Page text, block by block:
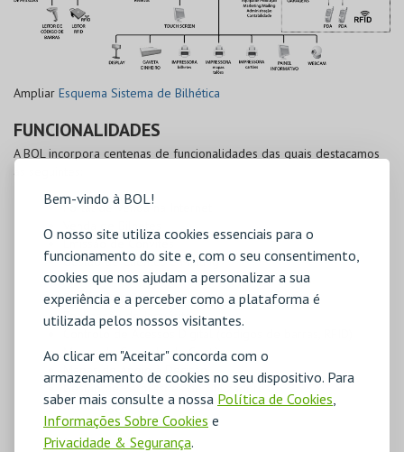
Bem-vindo à BOL!
O nosso site utiliza cookies essenciais para o
funcionamento do site e, com o seu consentimento,
cookies que nos ajudam a personalizar a sua
experiência e a perceber como a plataforma é
utilizada pelos nossos visitantes.
Ao clicar em "Aceitar" concorda com o
armazenamento de cookies no seu dispositivo. Para
saber mais consulte a nossa Política de Cookies,
Informações Sobre Cookies e
Privacidade & Segurança.
Ampliar Esquema Sistema de Bilhética
FUNCIONALIDADES
A BOL incorpora centenas de funcionalidades das quais destacamos
Portal de Venda na Internet
Venda de Bilhetes
Emissão de Convites
Gestão de Clientes e Mailing
Gestão de Reservas
Promoções, Concursos
Realização de Inquéritos
Controlo de Acessos Digital (códigos de barras, RFID)
Mapas de Controlo de Gestão
Mapas de Apoio à Decisão
Gestão de Permissões de Utilizadores
Desenho das Salas
Gestão de Espetáculos
Gestão de Vouchers